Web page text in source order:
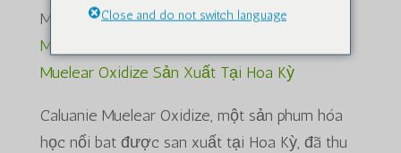
Mua Caluanie Muelear Oxidize,Mua Caluanie
Muelear Oxidize во Вьетнаме
Muelear Oxidize Sản Xuất Tại Hoa Kỳ
Caluanie Muelear Oxidize, một sản phum hóa
học nổi bat được san xuất tại Hoa Kỳ, đã thu
Close and do not switch language